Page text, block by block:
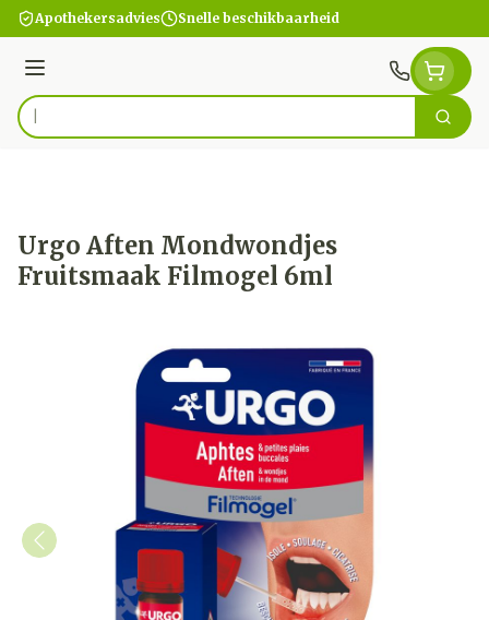
Ga naar de inhoud
Apothekersadvies Snelle beschikbaarheid
Menu
Product, merk, categorie... Zoek
Urgo Aften Mondwondjes
Fruitsmaak Filmogel 6ml